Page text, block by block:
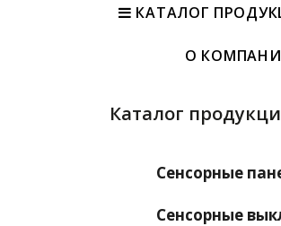
КАТАЛОГ
О
Каталог
Сенсорные
Сенсорные